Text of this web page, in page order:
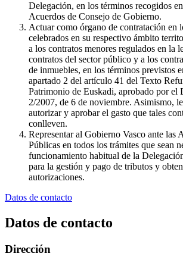
Delegación, en los términos recogidos
Acuerdos de Consejo de Gobierno.
Actuar como órgano de contratación en
celebrados en su respectivo ámbito
a los contratos menores regulados en la
contratos del sector público y a los
de inmuebles, en los términos previstos
apartado 2 del artículo 41 del Texto
Patrimonio de Euskadi, aprobado por el
2/2007, de 6 de noviembre. Asimismo,
autorizar y aprobar el gasto que tales
conlleven.
Representar al Gobierno Vasco ante las
Públicas en todos los trámites que sean
funcionamiento habitual de la
para la gestión y pago de tributos y
autorizaciones.
Datos de contacto
Datos de contacto
Dirección